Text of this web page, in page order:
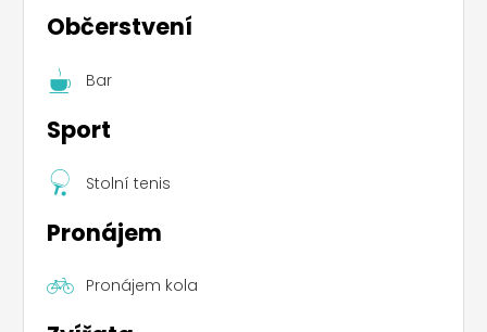
Občerstvení
Bar
Sport
Stolní tenis
Pronájem
Pronájem kola